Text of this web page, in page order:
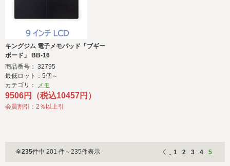
キングジム 電子メモパッド「ブギー
ボード」 BB-16
商品番号： 32795
最低ロット：5個～
カテゴリ：
メモ
9506円（税込10457円）
会員割引：2％以上引
全235件中 201 件～235件表示 1 2 3 4 5